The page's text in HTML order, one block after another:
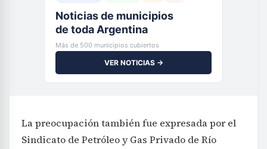
Noticias de municipios
de toda Argentina
Más de 500 municipios cubiertos
VER NOTICIAS →
La preocupación también fue expresada por el
Sindicato de Petróleo y Gas Privado de Río